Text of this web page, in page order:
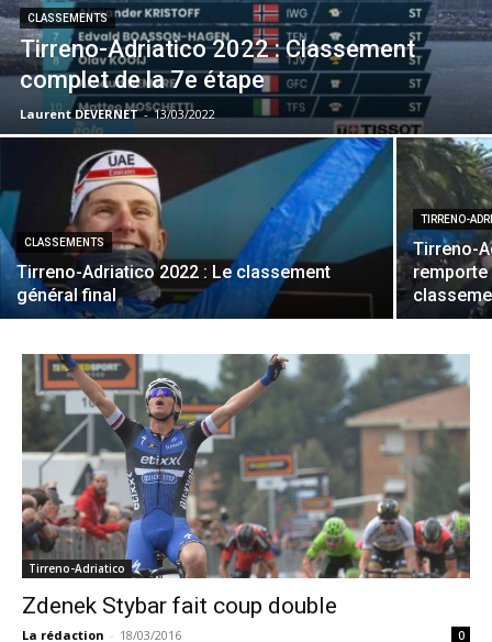
CLASSEMENTS
Tirreno-Adriatico 2022 : Classement
complet de la 7e étape
Laurent DEVERNET - 13/03/2022
CLASSEMENTS
Tirreno-Adriatico 2022 : Le classement
général final
TIRRENO-
Tirreno-
remporte
Tirreno-Adriatico
Zdenek Stybar fait coup double
La rédaction - 18/03/2016 0